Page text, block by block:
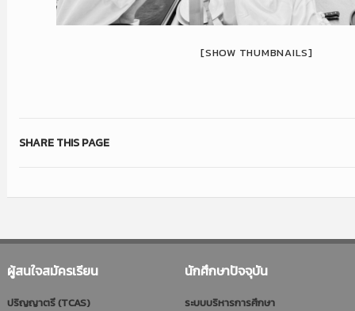
[SHOW THUMBNAILS]
SHARE THIS PAGE
ผู้สนใจสมัครเรียน
ปริญญาตรี (TCAS)
นักศึกษาปัจจุบัน
ระบบบริหารการศึกษา